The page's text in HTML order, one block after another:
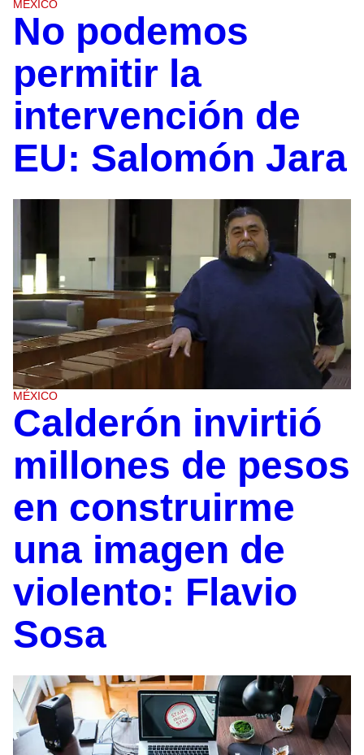
MÉXICO
No podemos
permitir la
intervención de
EU: Salomón Jara
MÉXICO
Calderón invirtió
millones de pesos
en construirme
una imagen de
violento: Flavio
Sosa